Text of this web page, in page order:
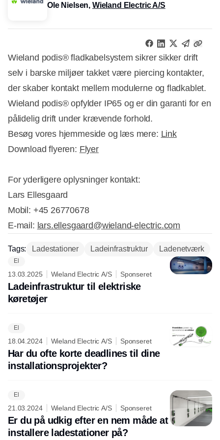
Ole Nielsen, Wieland Electric A/S
Wieland podis® fladkabelsystem sikrer sikker drift
selv i barske miljøer takket være piercing kontakter,
der skaber kontakt mellem modulerne og fladkablet.
Wieland podis® opfylder IP65 og er din garanti for en
pålidelig drift under krævende forhold.
Besøg vores hjemmeside og læs mere: Link
Download flyeren: Flyer
For yderligere oplysninger kontakt:
Lars Ellesgaard
Mobil: +45 26770678
E-mail: lars.ellesgaard@wieland-electric.com
Tags: Ladestationer Ladeinfrastruktur Ladenetværk
El
13.03.2025 Wieland Electric A/S Sponseret
Ladeinfrastruktur til elektriske
køretøjer
El
18.04.2024 Wieland Electric A/S Sponseret
Har du ofte korte deadlines til dine
installationsprojekter?
El
21.03.2024 Wieland Electric A/S Sponseret
Er du på udkig efter en nem måde at
installere ladestationer på?